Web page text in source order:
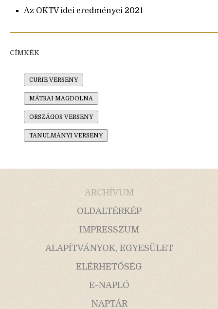
Az OKTV idei eredményei 2021
CÍMKÉK
CURIE VERSENY
MÁTRAI MAGDOLNA
ORSZÁGOS VERSENY
TANULMÁNYI VERSENY
ARCHÍVUM
OLDALTÉRKÉP
IMPRESSZUM
ALAPÍTVÁNYOK, EGYESÜLET
ELÉRHETŐSÉG
E-NAPLÓ
NAPTÁR